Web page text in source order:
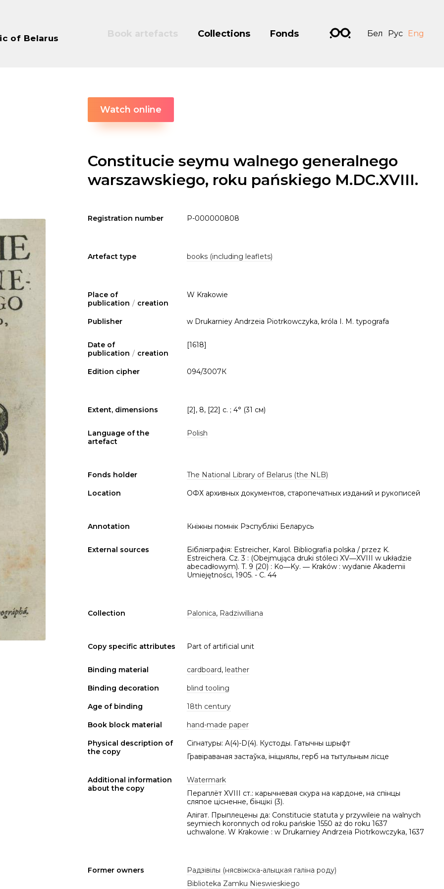
of Belarus Book artefacts Collections Fonds Бел Рус Eng
Watch online
Constitucie seymu walnego generalnego
warszawskiego, roku pańskiego M.DC.XVIII.
Registration number P-000000808
Artefact type books (including leaflets)
Place of
publication / creation
W Krakowie
Publisher w Drukarniey Andrzeia Piotrkowczyka, króla I. M. typografa
Date of
publication / creation
[1618]
Edition cipher 094/3007К
Extent, dimensions [2], 8, [22] c. ; 4° (31 см)
Language of the
artefact
Polish
Fonds holder The National Library of Belarus (the NLB)
Location ОФХ архивных документов, старопечатных изданий и рукописей
Annotation Кніжны помнік Рэспублікі Беларусь
External sources
Бібліяграфія: Estreicher, Karol. Bibliografia polska / przez K.
Estreichera. Cz. 3 : (Obejmująca druki stóleci XV―XVIII w układzie
abecadłowym). T. 9 (20) : Ko―Ky. ― Kraków : wydanie Akademii
Umiejętności, 1905. - C. 44
Collection Palonica, Radziwilliana
Copy specific attributes Part of artificial unit
Binding material cardboard, leather
Binding decoration blind tooling
Age of binding 18th century
Book block material hand-made paper
Physical description of
the copy
Сігнатуры: A(4)-D(4). Кустоды. Гатычны шрыфт
Гравіраваная застаўка, ініцыялы, герб на тытульным лісце
Additional information
about the copy
Watermark
Пераплёт XVIII ст.: карычневая скура на кардоне, на спінцы
сляпое цісненне, бінцікі (3).
Алігат. Прыплецены да: Constitucie statuta y przywileie na walnych
seymiech koronnych od roku pańskie 1550 aż do roku 1637
uchwalone. W Krakowie : w Drukarniey Andrzeia Piotrkowczyka, 1637
Former owners
Радзівілы (нясвіжска-алыцкая галіна роду)
Biblioteka Zamku Nieswieskiego